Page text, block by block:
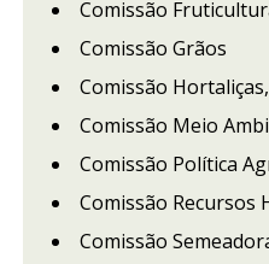
Comissão
Comissão Grãos
Comissão
Comissão Meio
Comissão Política
Comissão Recursos
Comissão